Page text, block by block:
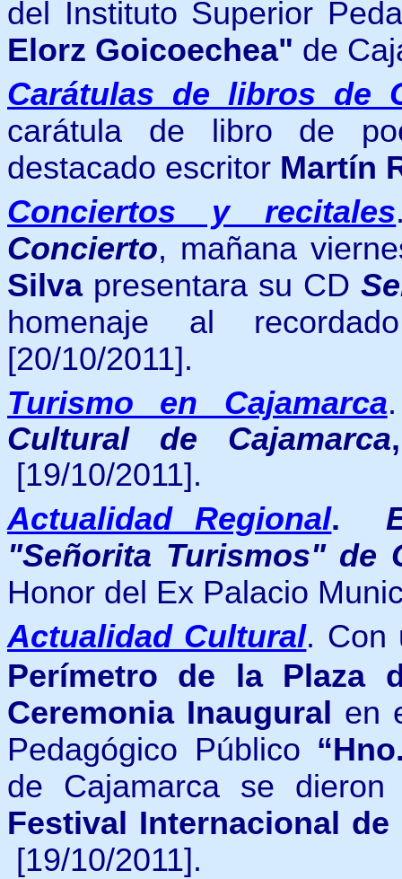
del Instituto Superior
Elorz Goicoechea" de
Carátulas de libros de
carátula de libro de
destacado escritor Martín
Conciertos y recitales
Concierto, mañana
Silvapresentara su CD
homenaje al
[20/10/2011].
Turismo en Cajamarca
Cultural de Cajamarca
[19/10/2011].
Actualidad Regional.
"Señorita Turismos" de
Honor del Ex Palacio
Actualidad Cultural.
Perímetro de la Plaza
Ceremonia Inaugural en
Pedagógico Público
de Cajamarca se
Festival Internacional de
[19/10/2011].